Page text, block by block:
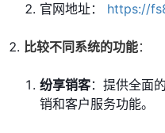
官网地址： https://
比较不同系统的功能：
纷享销客：提供全面
销和客户服务功能。